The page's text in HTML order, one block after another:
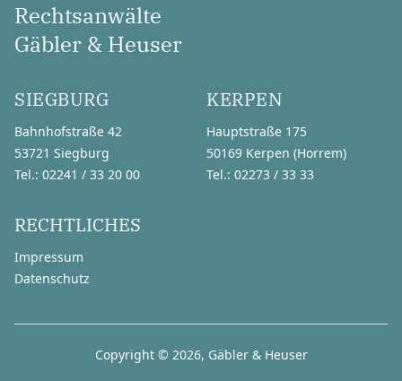
Rechtsanwälte
Gäbler & Heuser
SIEGBURG
Bahnhofstraße 42
53721 Siegburg
Tel.: 02241 / 33 20 00
KERPEN
Hauptstraße 175
50169 Kerpen (Horrem)
Tel.: 02273 / 33 33
RECHTLICHES
Impressum
Datenschutz
Copyright © 2026, Gäbler & Heuser